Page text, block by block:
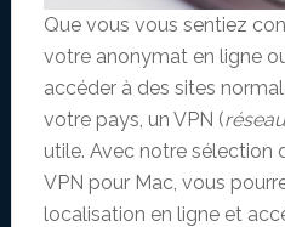
Que vous vous sentiez
votre anonymat en ligne
accéder à des sites
votre pays, un VPN (
utile. Avec notre sélection
VPN pour Mac, vous
localisation en ligne et